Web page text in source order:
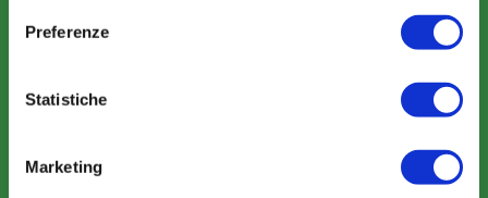
Preferenze
Statistiche
Marketing
Il Funzionamento